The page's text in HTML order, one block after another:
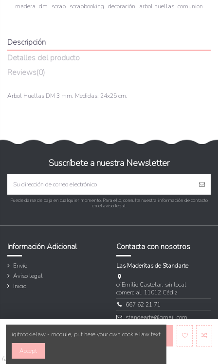
Añadir al carrito
favorite_border
madera dm scrap scrapbooking decoración arbol huellas comunion
Descripción
Detalles del producto
Reviews(0)
Arbol Huellas DM 3 mm. Medidas: 24x25 cm.
Suscríbete a nuestra Newsletter
Puede darse de baja en cualquier momento. Para ello, consulte nuestra información de contacto
en el aviso legal.
Información Adicional
Envío
Aviso legal
Inicio
Contacta con nosotros
Las Maderitas de Standarte
c/ Emilio Castelar, s/n local
comercial. 11012 Cádiz
667 62 21 71
standearte@gmail.com
iqitcookielaw - module, put here your own cookie law text
Accept